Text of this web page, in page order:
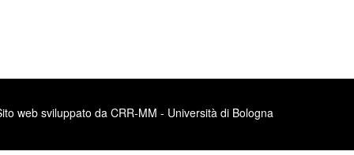
web sviluppato da CRR-MM - Università di Bologna